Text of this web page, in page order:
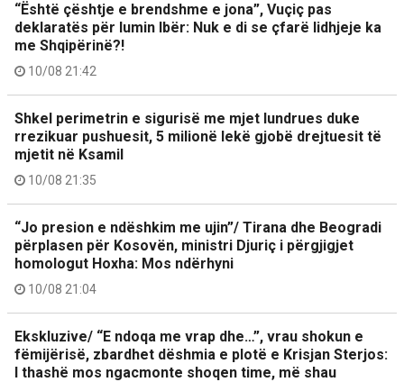
“Është çështje e brendshme e jona”, Vuçiç pas
deklaratës për lumin Ibër: Nuk e di se çfarë lidhjeje ka
me Shqipërinë?!
10/08 21:42
Shkel perimetrin e sigurisë me mjet lundrues duke
rrezikuar pushuesit, 5 milionë lekë gjobë drejtuesit të
mjetit në Ksamil
10/08 21:35
“Jo presion e ndëshkim me ujin”/ Tirana dhe Beogradi
përplasen për Kosovën, ministri Djuriç i përgjigjet
homologut Hoxha: Mos ndërhyni
10/08 21:04
Ekskluzive/ “E ndoqa me vrap dhe…”, vrau shokun e
fëmijërisë, zbardhet dëshmia e plotë e Krisjan Sterjos:
I thashë mos ngacmonte shoqen time, më shau